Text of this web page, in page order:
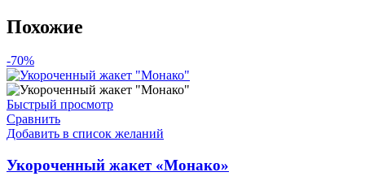
Похожие
-70%
Быстрый просмотр
Сравнить
Добавить в список желаний
Укороченный жакет «Монако»